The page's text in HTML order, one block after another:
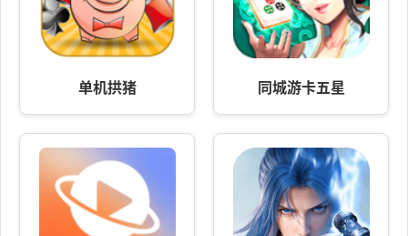
单机拱猪 同城游卡五星